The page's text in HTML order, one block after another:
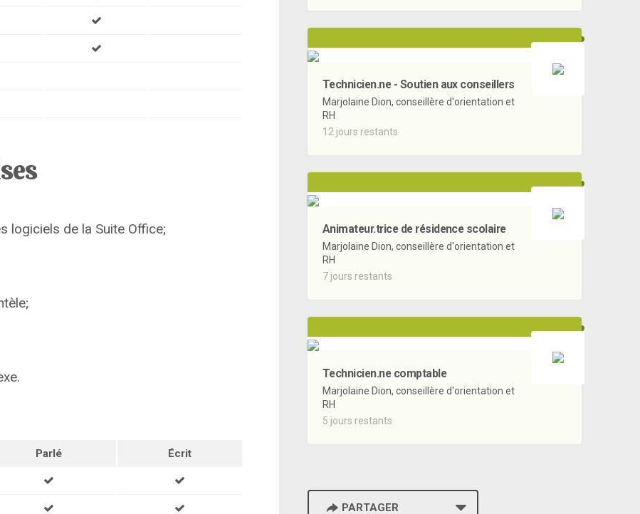
logiciels de la Suite Office;
Parlé Écrit
Technicien.ne - Soutien aux conseillers
Marjolaine Dion, conseillère d'orientation et
RH
12 jours restants
Animateur.trice de résidence scolaire
Marjolaine Dion, conseillère d'orientation et
RH
7 jours restants
Technicien.ne comptable
Marjolaine Dion, conseillère d'orientation et
RH
5 jours restants
PARTAGER